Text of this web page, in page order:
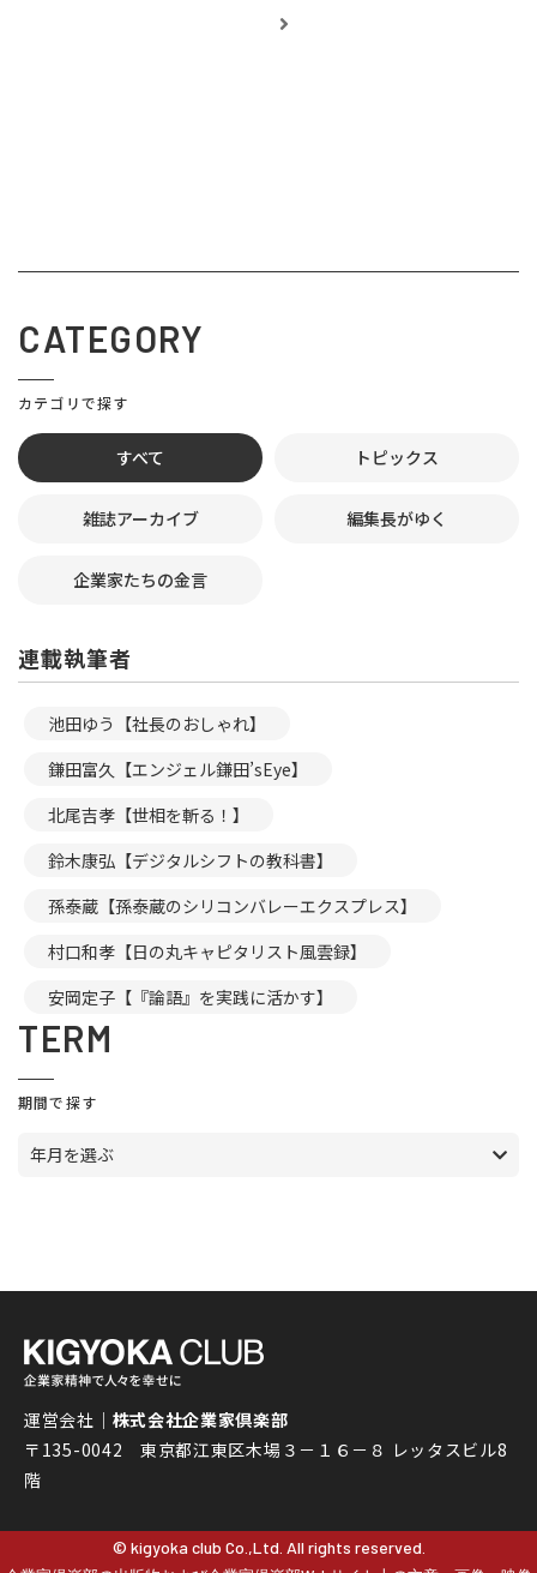
CATEGORY
カテゴリで探す
すべて トピックス
雑誌アーカイブ 編集長がゆく
企業家たちの金言
連載執筆者
池田ゆう【社長のおしゃれ】
鎌田富久【エンジェル鎌田’sEye】
北尾吉孝【世相を斬る！】
鈴木康弘【デジタルシフトの教科書】
孫泰蔵【孫泰蔵のシリコンバレーエクスプレス】
村口和孝【日の丸キャピタリスト風雲録】
安岡定子【『論語』を実践に活かす】
TERM
期間で探す
年月を選ぶ
運営会社｜ 株式会社企業家倶楽部
〒135-0042 東京都江東区木場３－１６－８ レッタスビル8
階
© kigyoka club Co.,Ltd. All rights reserved.